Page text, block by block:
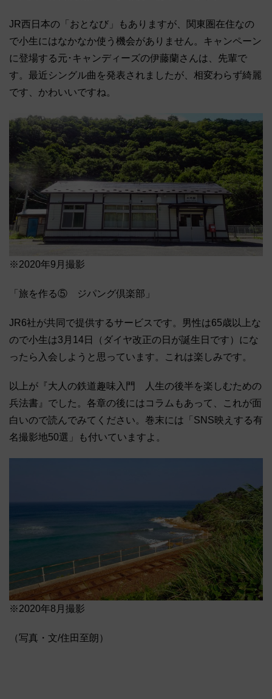
JR西日本の「おとなび」もありますが、関東圏在住なの
で小生にはなかなか使う機会がありません。キャンペーン
に登場する元･キャンディーズの伊藤蘭さんは、先輩で
す。最近シングル曲を発表されましたが、相変わらず綺麗
です、かわいいですね。
※2020年9月撮影
「旅を作る⑤ ジパング倶楽部」
JR6社が共同で提供するサービスです。男性は65歳以上な
ので小生は3月14日（ダイヤ改正の日が誕生日です）にな
ったら入会しようと思っています。これは楽しみです。
以上が『大人の鉄道趣味入門 人生の後半を楽しむための
兵法書』でした。各章の後にはコラムもあって、これが面
白いので読んでみてください。巻末には「SNS映えする有
名撮影地50選」も付いていますよ。
※2020年8月撮影
（写真・文/住田至朗）